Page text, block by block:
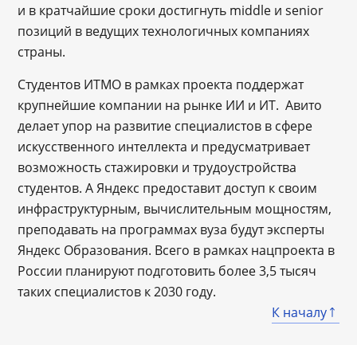
и в кратчайшие сроки достигнуть middle и senior
позиций в ведущих технологичных компаниях
страны.
Студентов ИТМО в рамках проекта поддержат
крупнейшие компании на рынке ИИ и ИТ. Авито
делает упор на развитие специалистов в сфере
искусственного интеллекта и предусматривает
возможность стажировки и трудоустройства
студентов. А Яндекс предоставит доступ к своим
инфраструктурным, вычислительным мощностям,
преподавать на программах вуза будут эксперты
Яндекс Образования. Всего в рамках нацпроекта в
России планируют подготовить более 3,5 тысяч
таких специалистов к 2030 году.
К началу